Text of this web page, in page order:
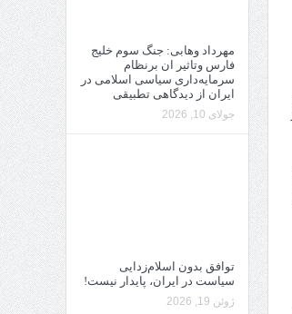
مهرداد وهابی: جنگ سوم خلیج
فارس وتاثیر ان برنظام
سرمایه‌داری سیاسی اسلامی در
ایران از دیدگاهی تطبیقی
جولای 10, 2026
توافق بدون اسلام‌زدایی
سیاست در ایران، پایدار نیست!
ژوئن 19, 2026